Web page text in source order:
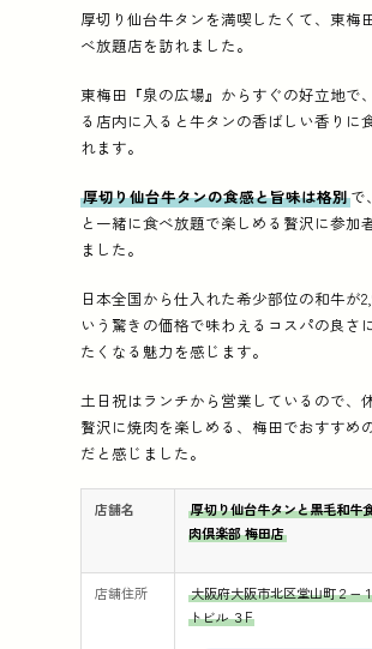
厚切り仙台牛タンを満喫したくて、東梅
べ放題店を訪れました。
東梅田『泉の広場』からすぐの好立地で
る店内に入ると牛タンの香ばしい香りに
れます。
厚切り仙台牛タンの食感と旨味は格別で
と一緒に食べ放題で楽しめる贅沢に参加
ました。
日本全国から仕入れた希少部位の和牛が
いう驚きの価格で味わえるコスパの良さ
たくなる魅力を感じます。
土日祝はランチから営業しているので、
贅沢に焼肉を楽しめる、梅田でおすすめ
だと感じました。
店舗名
厚切り仙台牛タンと黒毛和牛
肉倶楽部 梅田店
店舗住所
大阪府大阪市北区堂山町２−
トビル ３F